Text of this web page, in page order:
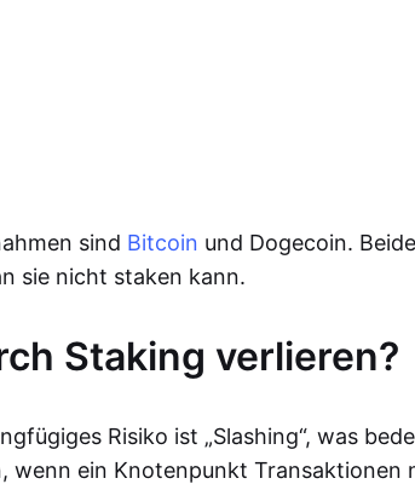
sind Bitcoin und Dogecoin. Beide
sie nicht staken kann.
Staking verlieren?
Risiko ist „Slashing“, was
wenn ein Knotenpunkt Transaktionen